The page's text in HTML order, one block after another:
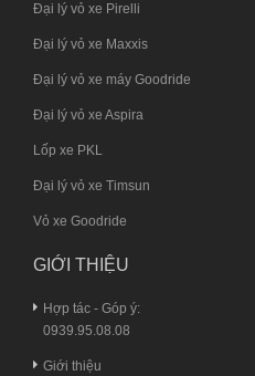
Đại lý vỏ xe Pirelli
Đại lý vỏ xe Maxxis
Đại lý vỏ xe máy Goodride
Đại lý vỏ xe Aspira
Lốp xe PKL
Đại lý vỏ xe Timsun
Vỏ xe Goodride
GIỚI THIỆU
Hợp tác - Góp ý:
0939.95.08.08
Giới thiệu